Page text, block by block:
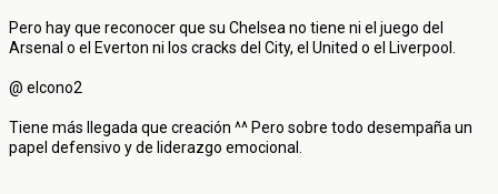
Pero hay que reconocer que su Chelsea no tiene ni el juego del
Arsenal o el Everton ni los cracks del City, el United o el Liverpool.
@ elcono2
Tiene más llegada que creación ^^ Pero sobre todo desempaña un
papel defensivo y de liderazgo emocional.